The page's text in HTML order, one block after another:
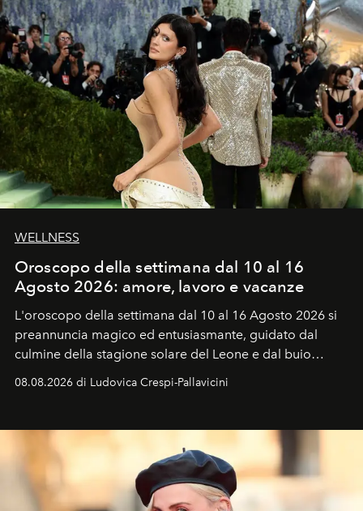
WELLNESS
Oroscopo della settimana dal 10 al 16
Agosto 2026: amore, lavoro e vacanze
L'oroscopo della settimana dal 10 al 16 Agosto 2026 si
preannuncia magico ed entusiasmante, guidato dal
culmine della stagione solare del Leone e dal buio
ideale per la notte delle Perseidi.
08.08.2026 di Ludovica Crespi-Pallavicini